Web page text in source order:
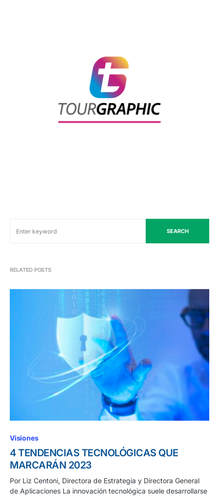
SEARCH
RELATED POSTS
Visiones
4 TENDENCIAS TECNOLÓGICAS QUE
MARCARÁN 2023
Por Liz Centoni, Directora de Estrategia y Directora General
de Aplicaciones La innovación tecnológica suele desarrollarse